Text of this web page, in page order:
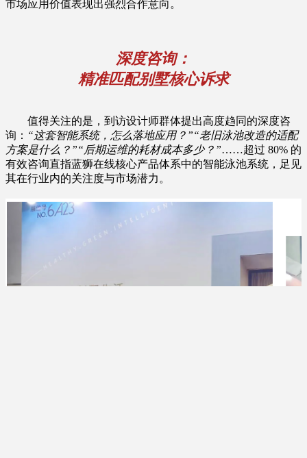
市场应用价值表现出强烈合作意向。
深度咨询：
精准匹配别墅核心诉求
值得关注的是，到访设计师群体提出高度趋同的深度咨
询： “这套智能系统，怎么落地应用？”“老旧泳池改造的适配
方案是什么？”“后期运维的耗材成本多少？”……超过 80% 的
有效咨询直指蓝狮在线核心产品体系中的智能泳池系统，足见
其在行业内的关注度与市场潜力。